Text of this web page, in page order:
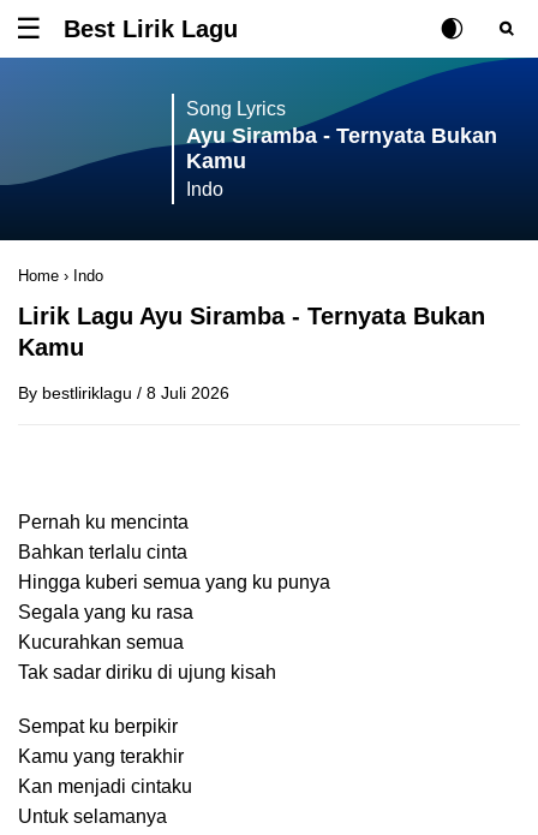
Tombol untuk membuka atau menutup menu
Best Lirik Lagu Rubah Posisi
Tombol
Song Lyrics
Ayu Siramba - Ternyata Bukan
Kamu
Indo
Home › Indo
Lirik Lagu Ayu Siramba - Ternyata Bukan
Kamu
By bestliriklagu / 8 Juli 2026
Pernah ku mencinta
Bahkan terlalu cinta
Hingga kuberi semua yang ku punya
Segala yang ku rasa
Kucurahkan semua
Tak sadar diriku di ujung kisah
Sempat ku berpikir
Kamu yang terakhir
Kan menjadi cintaku
Untuk selamanya